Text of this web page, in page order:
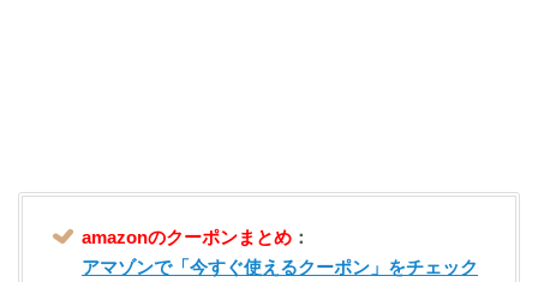
amazonのクーポンまとめ ：
アマゾンで「今すぐ使えるクーポン」をチェック